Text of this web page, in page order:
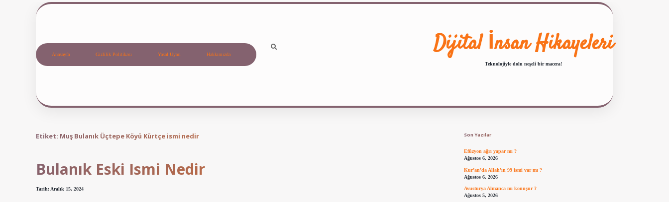
Anasayfa Gizlilik Politikası Yasal Uyarı Hakkımızda Dijital İnsan Hikayeleri
Teknolojiyle dolu neşeli bir macera!
Etiket: Muş Bulanık Üçtepe Köyü Kürtçe ismi nedir
Bulanık Eski Ismi Nedir
Tarih: Aralık 15, 2024
Son Yazılar
Efüzyon ağrı yapar mı ?
Ağustos 6, 2026
Kur’an’da Allah’ın 99 ismi var mı ?
Ağustos 6, 2026
Avusturya Almanca mı konuşur ?
Ağustos 5, 2026